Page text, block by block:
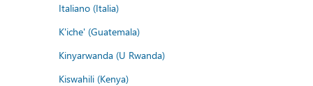
Italiano (Italia)
K'iche' (Guatemala)
Kinyarwanda (U Rwanda)
Kiswahili (Kenya)